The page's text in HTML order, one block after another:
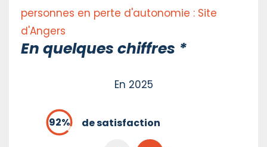
personnes en perte d'autonomie : Site
d'Angers
En quelques chiffres *
En 2025
de satisfaction